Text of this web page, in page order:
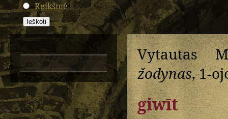
Reikšmė
Vytautas
žodynas, 1-
giwīt